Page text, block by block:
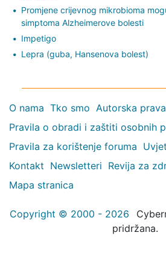
Promjene crijevnog mikrobioma
simptoma Alzheimerove bolesti
Impetigo
Lepra (guba, Hansenova bolest)
O nama Tko smo Autorska prava
Pravila o obradi i zaštiti osobnih
Pravila za korištenje foruma
Kontakt Newsletteri Revija za
Mapa stranica
Copyright © 2000 - 2026
pridržana.